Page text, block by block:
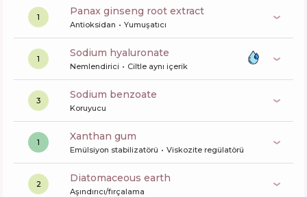
1 panax ginseng root extract
Antioksidan Yumuşatıcı
1 sodium hyaluronate
Nemlendirici Ciltle aynı içerik
3 sodium benzoate
Koruyucu
1 xanthan gum
Emülsiyon stabilizatörü Viskozite regülatörü
2 diatomaceous earth
Aşındırıcı/fırçalama